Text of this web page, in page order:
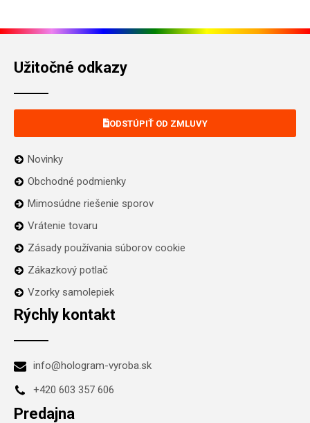
Užitočné odkazy
ODSTÚPIŤ OD ZMLUVY
Novinky
Obchodné podmienky
Mimosúdne riešenie sporov
Vrátenie tovaru
Zásady používania súborov cookie
Zákazkový potlač
Vzorky samolepiek
Rýchly kontakt
info@hologram-vyroba.sk
+420 603 357 606
Predajna